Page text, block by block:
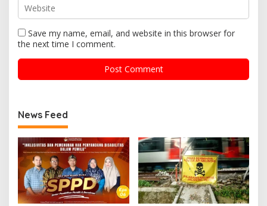
Save my name, email, and website in this browser for
the next time I comment.
News Feed